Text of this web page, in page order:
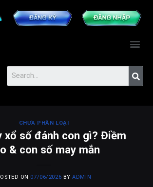
CHƯA PHÂN LOẠI
xổ số đánh con gì? Điềm
& con số may mắn
ON 07/06/2026 BYADMIN